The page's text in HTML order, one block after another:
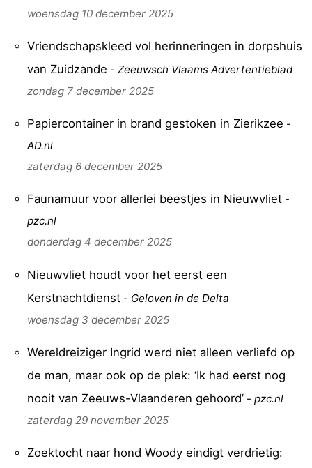
woensdag 10 december 2025
Vriendschapskleed vol herinneringen in dorpshuis
van Zuidzande -Zeeuwsch Vlaams Advertentieblad
zondag 7 december 2025
Papiercontainer in brand gestoken in Zierikzee -
AD.nl
zaterdag 6 december 2025
Faunamuur voor allerlei beestjes in Nieuwvliet -
pzc.nl
donderdag 4 december 2025
Nieuwvliet houdt voor het eerst een
Kerstnachtdienst - Geloven in de Delta
woensdag 3 december 2025
Wereldreiziger Ingrid werd niet alleen verliefd op
de man, maar ook op de plek: ‘Ik had eerst nog
nooit van Zeeuws-Vlaanderen gehoord’ -pzc.nl
zaterdag 29 november 2025
Zoektocht naar hond Woody eindigt verdrietig: